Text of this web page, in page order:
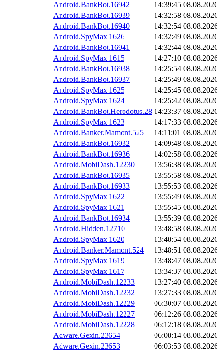
Android.BankBot.16942
14:39:45
Android.BankBot.16939
14:32:58
Android.BankBot.16940
14:32:54
Android.SpyMax.1626
14:32:49
Android.BankBot.16941
14:32:44
Android.SpyMax.1615
14:27:10
Android.BankBot.16938
14:25:54
Android.BankBot.16937
14:25:49
Android.SpyMax.1625
14:25:45
Android.SpyMax.1624
14:25:42
Android.BankBot.Herodotus.28 14:23:37
Android.SpyMax.1623
14:17:33
Android.Banker.Mamont.525
14:11:01
Android.BankBot.16932
14:09:48
Android.BankBot.16936
14:02:58
Android.MobiDash.12230
13:56:38
Android.BankBot.16935
13:55:58
Android.BankBot.16933
13:55:53
Android.SpyMax.1622
13:55:49
Android.SpyMax.1621
13:55:45
Android.BankBot.16934
13:55:39
Android.Hidden.12710
13:48:58
Android.SpyMax.1620
13:48:54
Android.Banker.Mamont.524
13:48:51
Android.SpyMax.1619
13:48:47
Android.SpyMax.1617
13:34:37
Android.MobiDash.12233
13:27:40
Android.MobiDash.12232
13:27:33
Android.MobiDash.12229
06:30:07
Android.MobiDash.12227
06:12:26
Android.MobiDash.12228
06:12:18
Adware.Gexin.23654
06:08:14
Adware.Gexin.23653
06:03:53